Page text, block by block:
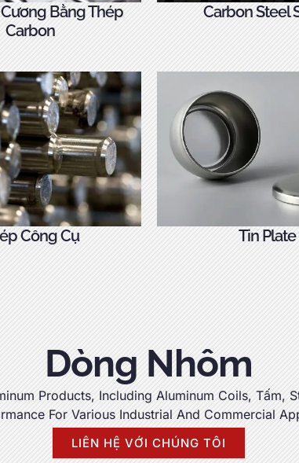
Bằng Thép
Carbon
Carbon Steel
Công Cụ Tin Plate
Dòng Nhôm
Products, Including Aluminum Coils, Tấm,
For Various Industrial And Commercial
LIÊN HỆ VỚI CHÚNG TÔI